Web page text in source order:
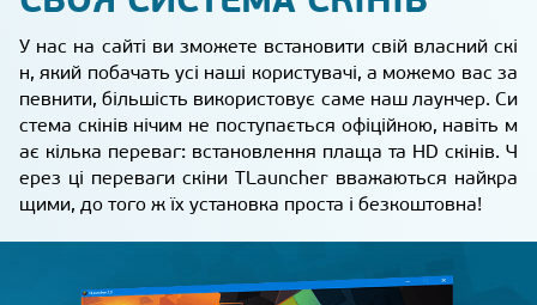
У нас на сайті ви зможете встановити свій власний скі
н, який побачать усі наші користувачі, а можемо вас за
певнити, більшість використовує саме наш лаунчер. Си
стема скінів нічим не поступається офіційною, навіть м
ає кілька переваг: встановлення плаща та HD скінів. Ч
ерез ці переваги скіни TLauncher вважаються найкра
щими, до того ж їх установка проста і безкоштовна!